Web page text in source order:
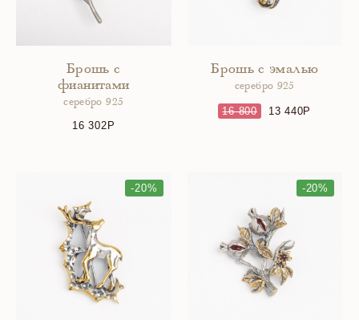
Брошь с
фианитами
серебро 925
16 302
Брошь с эмалью
серебро 925
16 800 13 440
-20% -20%